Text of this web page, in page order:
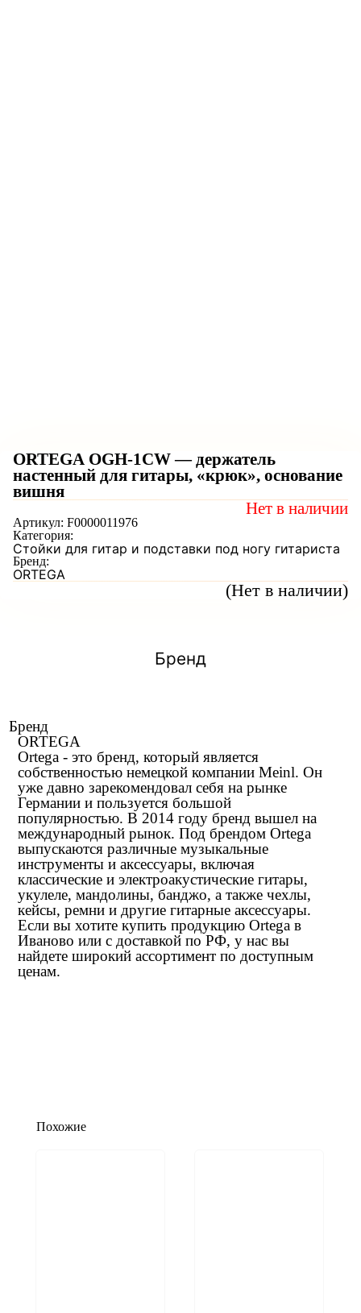
ORTEGA OGH-1CW — держатель
настенный для гитары, «крюк», основание
вишня
(Нет в наличии)
Нет в наличии
Артикул: F0000011976
Категория:
Стойки для гитар и подставки под ногу гитариста
Бренд:
ORTEGA
Бренд
Бренд
ORTEGA
Ortega - это бренд, который является
собственностью немецкой компании Meinl. Он
уже давно зарекомендовал себя на рынке
Германии и пользуется большой
популярностью. В 2014 году бренд вышел на
международный рынок. Под брендом Ortega
выпускаются различные музыкальные
инструменты и аксессуары, включая
классические и электроакустические гитары,
укулеле, мандолины, банджо, а также чехлы,
кейсы, ремни и другие гитарные аксессуары.
Если вы хотите купить продукцию Ortega в
Иваново или с доставкой по РФ, у нас вы
найдете широкий ассортимент по доступным
ценам.
Похожие